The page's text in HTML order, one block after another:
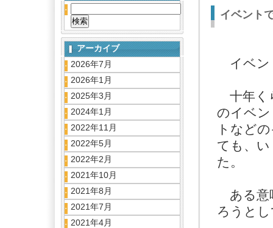
アーカイブ
2026年7月
2026年1月
2025年3月
2024年1月
2022年11月
2022年5月
2022年2月
2021年10月
2021年8月
2021年7月
2021年4月
イベント
イベン
十年く
のイベ
トなど
ても、
た。
ある意
ろうと